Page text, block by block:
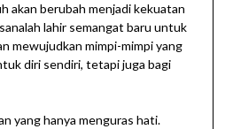
akan berubah menjadi kekuatan
lahir semangat baru untuk
mewujudkan mimpi-mimpi yang
diri sendiri, tetapi juga bagi
yang hanya menguras hati.